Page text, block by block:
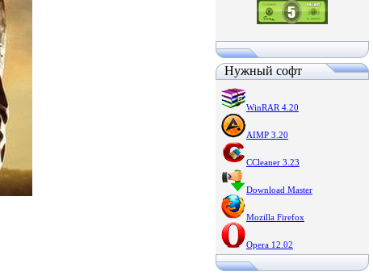
Нужный софт
WinRAR 4.20
AIMP 3.20
CCleaner 3.23
Download Master
Mozilla Firefox
Opera 12.02